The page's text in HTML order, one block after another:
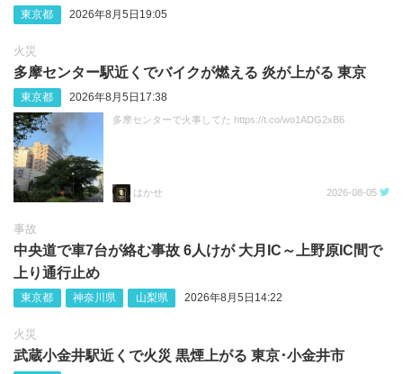
東京都 2026年8月5日19:05
火災
多摩センター駅近くでバイクが燃える 炎が上がる 東京
東京都 2026年8月5日17:38
多摩センターで火事してた https://t.co/wo1ADG2xB6
はかせ 2026-08-05
事故
中央道で車7台が絡む事故 6人けが 大月IC～上野原IC間で
上り通行止め
東京都 神奈川県 山梨県 2026年8月5日14:22
火災
武蔵小金井駅近くで火災 黒煙上がる 東京･小金井市